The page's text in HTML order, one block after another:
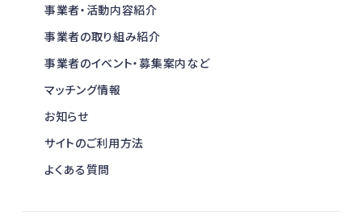
事業者・活動内容紹介
事業者の取り組み紹介
事業者のイベント・募集案内など
マッチング情報
お知らせ
サイトのご利用方法
よくある質問